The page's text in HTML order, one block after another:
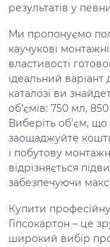
результатів у
Ми пропонуємо
каучукові
властивості
ідеальний
каталозі ви
об'ємів: 750 мл,
Виберіть об'єм, що
заощаджуйте
і побутову
відрізняється
забезпечуючи
Купити
Гіпсокартон – це
широкий вибір